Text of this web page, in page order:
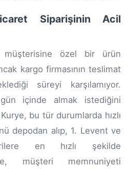
Siparişinin Acil
müşterisine özel bir ürün
kargo firmasının teslimat
süreyi karşılamıyor.
içinde almak istediğini
bu tür durumlarda hızlı
depodan alıp, 1. Levent ve
en hızlı şekilde
müşteri memnuniyeti